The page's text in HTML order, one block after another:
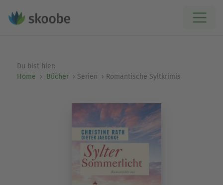
Du bist hier:
Home
Bücher Serien Romantische Syltkrimis